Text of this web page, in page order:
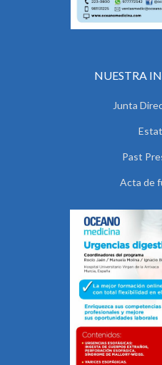
NUESTRA
Junta
Past
Acta de